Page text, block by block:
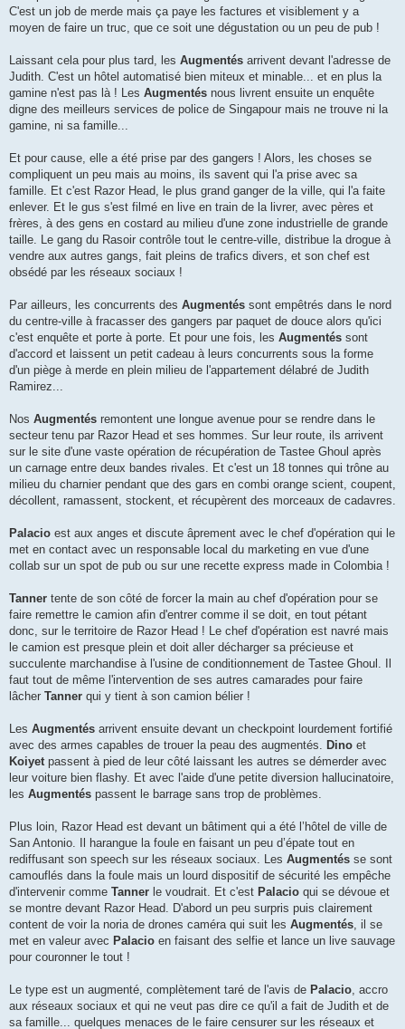
C'est un job de merde mais ça paye les factures et visiblement y a
moyen de faire un truc, que ce soit une dégustation ou un peu de pub !
Laissant cela pour plus tard, les Augmentés arrivent devant l'adresse de
Judith. C'est un hôtel automatisé bien miteux et minable... et en plus la
gamine n'est pas là ! Les Augmentés nous livrent ensuite un enquête
digne des meilleurs services de police de Singapour mais ne trouve ni la
gamine, ni sa famille...
Et pour cause, elle a été prise par des gangers ! Alors, les choses se
compliquent un peu mais au moins, ils savent qui l'a prise avec sa
famille. Et c'est Razor Head, le plus grand ganger de la ville, qui l'a faite
enlever. Et le gus s'est filmé en live en train de la livrer, avec pères et
frères, à des gens en costard au milieu d'une zone industrielle de grande
taille. Le gang du Rasoir contrôle tout le centre-ville, distribue la drogue à
vendre aux autres gangs, fait pleins de trafics divers, et son chef est
obsédé par les réseaux sociaux !
Par ailleurs, les concurrents des Augmentés sont empêtrés dans le nord
du centre-ville à fracasser des gangers par paquet de douce alors qu'ici
c'est enquête et porte à porte. Et pour une fois, les Augmentés sont
d'accord et laissent un petit cadeau à leurs concurrents sous la forme
d'un piège à merde en plein milieu de l'appartement délabré de Judith
Ramirez...
Nos Augmentés remontent une longue avenue pour se rendre dans le
secteur tenu par Razor Head et ses hommes. Sur leur route, ils arrivent
sur le site d'une vaste opération de récupération de Tastee Ghoul après
un carnage entre deux bandes rivales. Et c'est un 18 tonnes qui trône au
milieu du charnier pendant que des gars en combi orange scient, coupent,
décollent, ramassent, stockent, et récupèrent des morceaux de cadavres.
Palacio est aux anges et discute âprement avec le chef d'opération qui le
met en contact avec un responsable local du marketing en vue d'une
collab sur un spot de pub ou sur une recette express made in Colombia !
Tanner tente de son côté de forcer la main au chef d'opération pour se
faire remettre le camion afin d'entrer comme il se doit, en tout pétant
donc, sur le territoire de Razor Head ! Le chef d'opération est navré mais
le camion est presque plein et doit aller décharger sa précieuse et
succulente marchandise à l'usine de conditionnement de Tastee Ghoul. Il
faut tout de même l'intervention de ses autres camarades pour faire
lâcher Tanner qui y tient à son camion bélier !
Les Augmentés arrivent ensuite devant un checkpoint lourdement fortifié
avec des armes capables de trouer la peau des augmentés.
Dino et
Koiyet passent à pied de leur côté laissant les autres se démerder avec
leur voiture bien flashy. Et avec l'aide d'une petite diversion hallucinatoire,
les Augmentés passent le barrage sans trop de problèmes.
Plus loin, Razor Head est devant un bâtiment qui a été l’hôtel de ville de
San Antonio. Il harangue la foule en faisant un peu d’épate tout en
rediffusant son speech sur les réseaux sociaux. Les Augmentés se sont
camouflés dans la foule mais un lourd dispositif de sécurité les empêche
d'intervenir comme Tanner le voudrait. Et c'est Palacio qui se dévoue et
se montre devant Razor Head. D'abord un peu surpris puis clairement
content de voir la noria de drones caméra qui suit les Augmentés , il se
met en valeur avec Palacio en faisant des selfie et lance un live sauvage
pour couronner le tout !
Le type est un augmenté, complètement taré de l'avis de Palacio , accro
aux réseaux sociaux et qui ne veut pas dire ce qu'il a fait de Judith et de
sa famille... quelques menaces de le faire censurer sur les réseaux et